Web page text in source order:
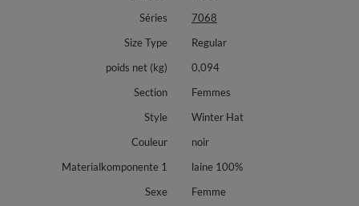
qualité Woolmark® (elle possède la certification Oeko-Tex standard).
Le bonnet est orné d'une application florale avec des perles - les
Ce bonnet sera une proposition idéale pour le cadeau.
Chaque produit de la collection Vivisence Handmade est envoyé dans
Séries
7068
Size Type
Regular
poids net (kg)
0,094
Section
Femmes
Style
Winter Hat
Couleur
noir
Materialkomponente 1
laine 100%
Sexe
Femme